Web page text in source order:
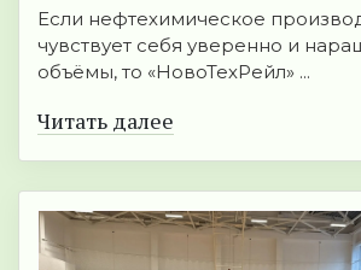
Если нефтехимическое
чувствует себя уверенно и
объёмы, то «НовоТехРейл» ...
Читать далее